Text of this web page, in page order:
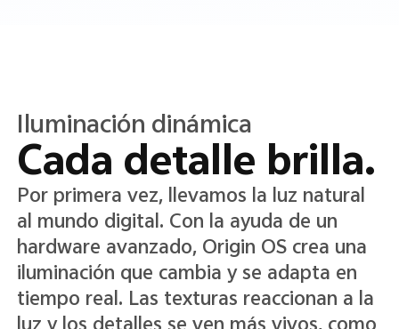
Color translúcido
Claridad en cada
detalle.
Un nuevo sistema de colores
translúcidos da ligereza y claridad a la
pantalla. El texto y los iconos se ven más
nítidos y fáciles de leer, mientras que la